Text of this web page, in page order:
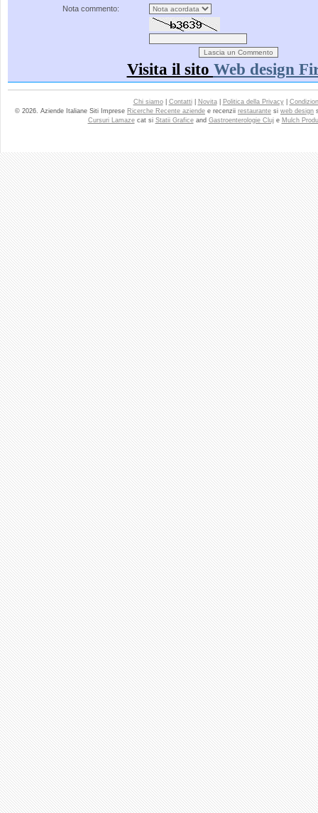
Nota commento:
Visita il sito Web design
Chi siamo| Contatti| Novita| Politica della Privacy|
© 2026. Aziende Italiane Siti Imprese Ricerche Recente aziende e recenzii restaurante si web design
Cursuri Lamazecat si Statii Graficeand Gastroenterologie Cluje Mulch